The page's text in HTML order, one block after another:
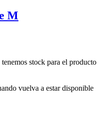
M
stock para el producto
vuelva a estar disponible